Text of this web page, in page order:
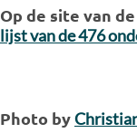
Op de site van de
lijst van de 476
Photo by